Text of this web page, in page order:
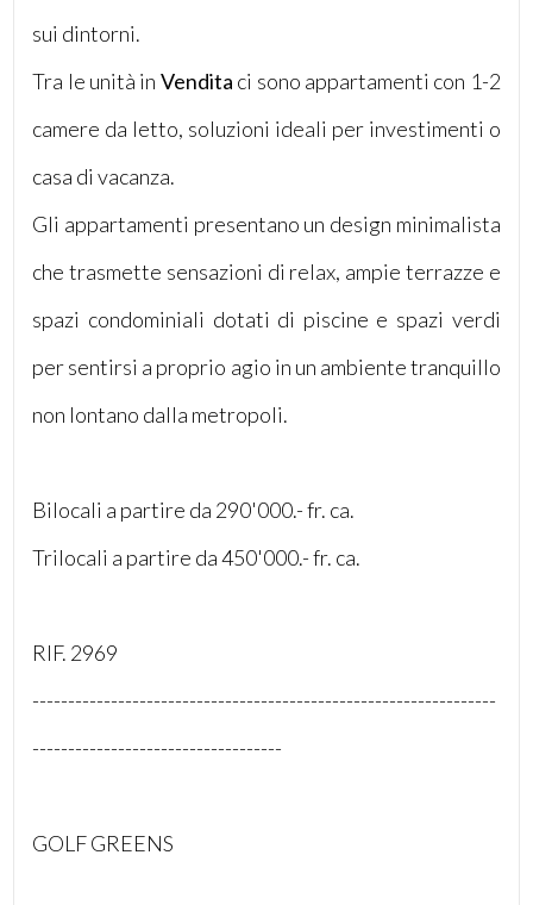
sui dintorni.
Tra le unità in Vendita ci sono appartamenti con 1-2
camere da letto, soluzioni ideali per investimenti o
casa di vacanza.
Gli appartamenti presentano un design minimalista
che trasmette sensazioni di relax, ampie terrazze e
spazi condominiali dotati di piscine e spazi verdi
per sentirsi a proprio agio in un ambiente tranquillo
non lontano dalla metropoli.
Bilocali a partire da 290'000.- fr. ca.
Trilocali a partire da 450'000.- fr. ca.
RIF. 2969
-----------------------------------------------------------------
-----------------------------------
GOLF GREENS
minimi
1
4
5+
Qualsiasi